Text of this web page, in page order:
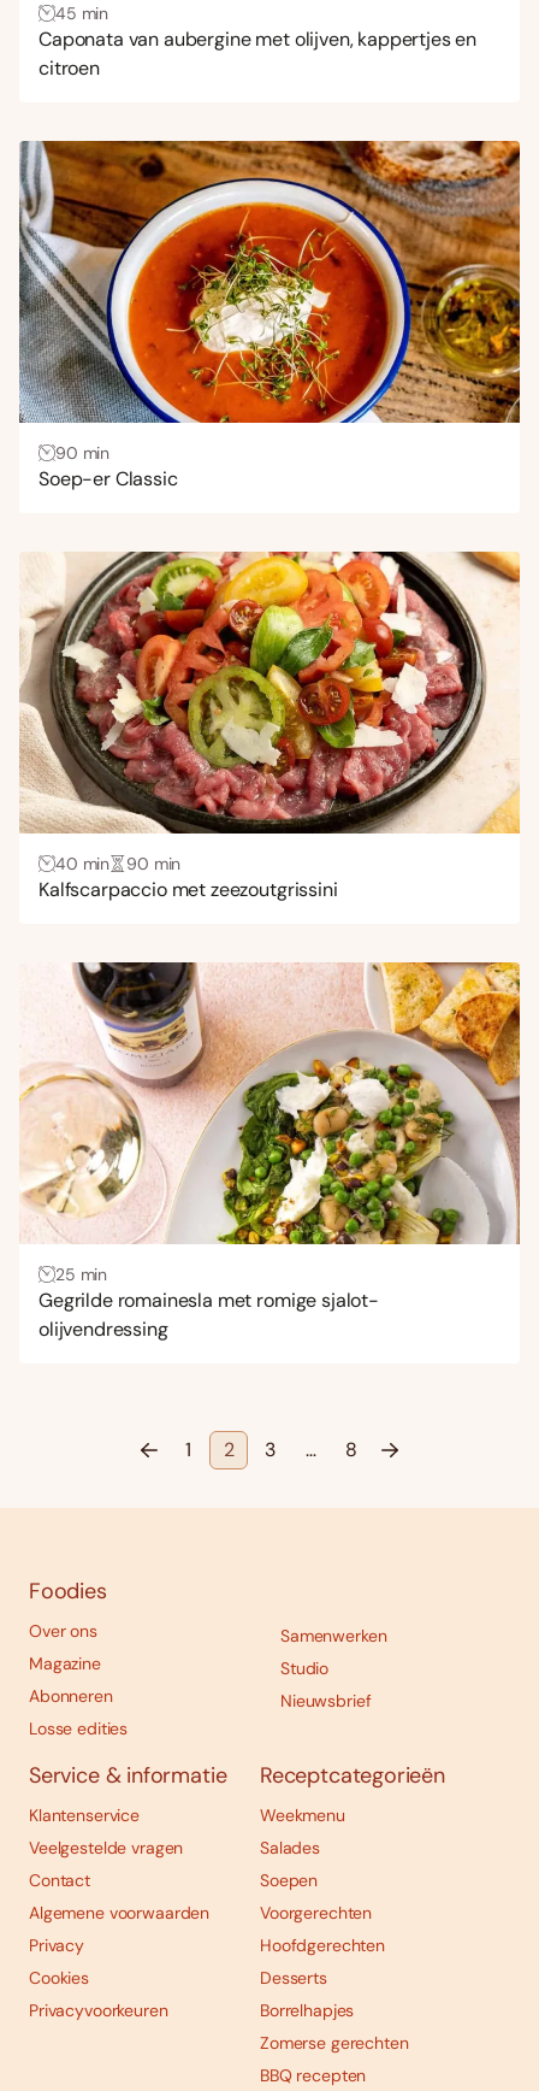
45 min
Caponata van aubergine met olijven, kappertjes en
citroen
90 min
Soep-er Classic
40 min 90 min
Kalfscarpaccio met zeezoutgrissini
25 min
Gegrilde romainesla met romige sjalot-
olijvendressing
1 2 3 … 8
Foodies
Over ons
Magazine
Abonneren
Losse edities
Samenwerken
Studio
Nieuwsbrief
Service & informatie
Klantenservice
Veelgestelde vragen
Contact
Algemene voorwaarden
Privacy
Cookies
Privacyvoorkeuren
Receptcategorieën
Weekmenu
Salades
Soepen
Voorgerechten
Hoofdgerechten
Desserts
Borrelhapjes
Zomerse gerechten
BBQ recepten